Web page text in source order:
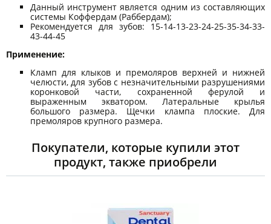
Данный инструмент является одним из составляющих
системы Коффердам (Раббердам);
Рекомендуется для зубов: 15-14-13-23-24-25-35-34-33-
43-44-45
Применение:
Кламп для клыков и премоляров верхней и нижней
челюсти, для зубов с незначительными разрушениями
коронковой части, сохраненной ферулой и
выраженным экватором. Латеральные крылья
большого размера. Щечки клампа плоские. Для
премоляров крупного размера.
Покупатели, которые купили этот
продукт, также приобрели